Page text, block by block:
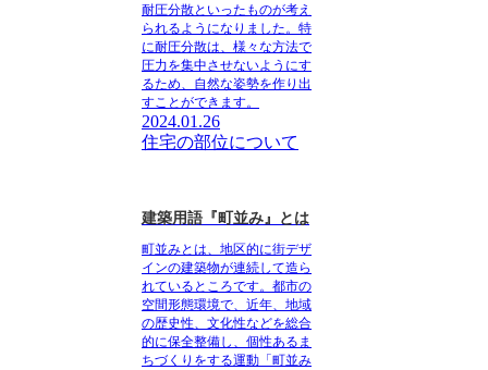
耐圧分散といったものが考え
られるようになりました。特
に耐圧分散は、様々な方法で
圧力を集中させないようにす
るため、自然な姿勢を作り出
すことができます。
2024.01.26
住宅の部位について
建築用語『町並み』とは
町並みとは、地区的に街デザ
インの建築物が連続して造ら
れているところです。都市の
空間形態環境で、近年、地域
の歴史性、文化性などを総合
的に保全整備し、個性あるま
ちづくりをする運動「町並み